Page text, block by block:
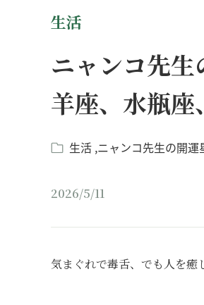
生活
ニャンコ先
羊座、水瓶座
生活 ニャンコ先生の開運
2026/5/11
気まぐれで毒舌、でも人を癒